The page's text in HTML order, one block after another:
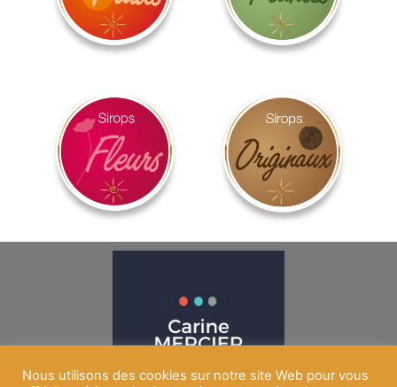
Nous utilisons des cookies sur notre site Web pour vous